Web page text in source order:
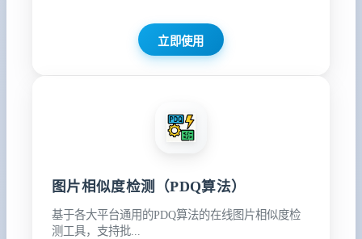
立即使用
图片相似度检测（PDQ算法）
基于各大平台通用的PDQ算法的在线图片相似度检
测工具，支持批...